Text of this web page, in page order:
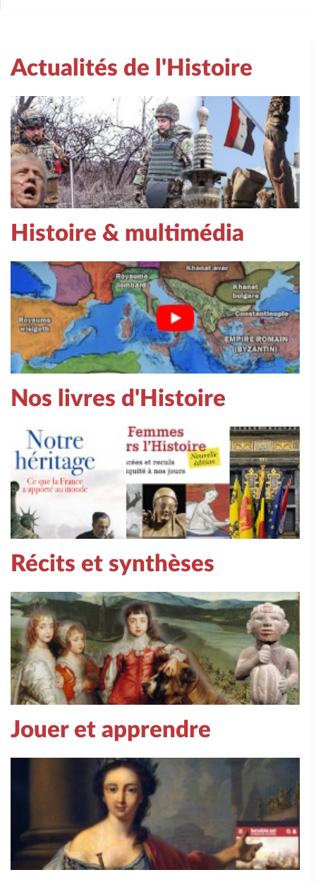
Actualités de l'Histoire
Histoire & multimédia
Nos livres d'Histoire
Récits et synthèses
Jouer et apprendre